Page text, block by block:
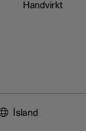
Handvirkt
Ísland